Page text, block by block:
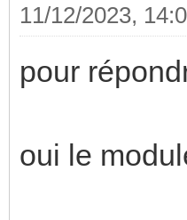
11/12/2023,
pour
oui le